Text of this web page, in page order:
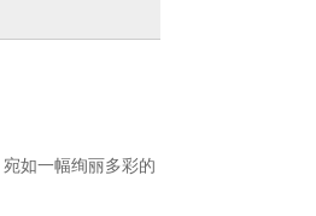
如一幅绚丽多彩的